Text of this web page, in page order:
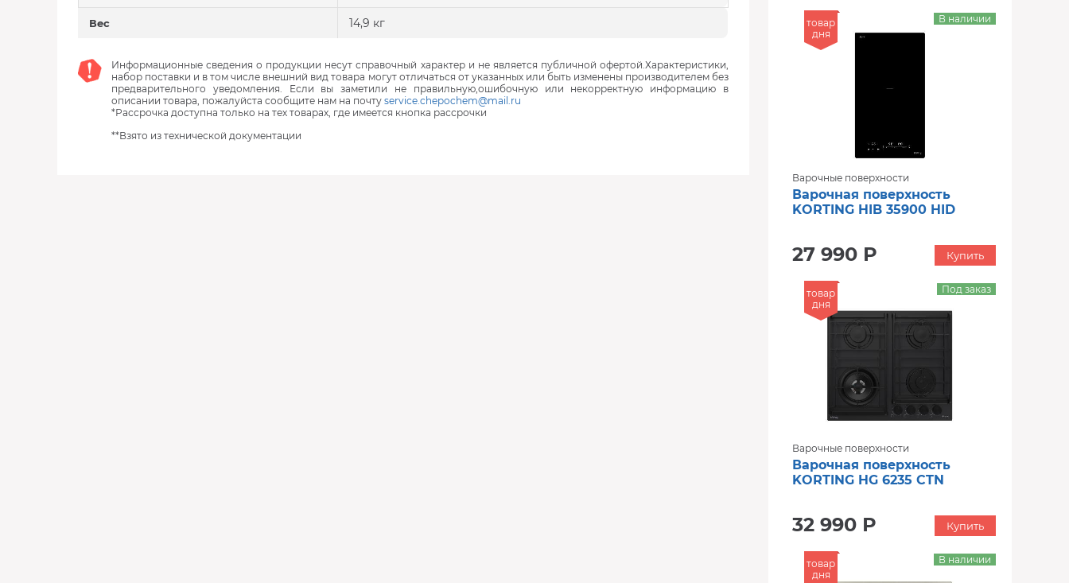
Вес 14,9 кг
Информационные сведения о продукции несут справочный характер и не является публичной офертой.Характеристики,
набор поставки и в том числе внешний вид товара могут отличаться от указанных или быть изменены производителем без
предварительного уведомления. Если вы заметили не правильную,ошибочную или некорректную информацию в
описании товара, пожалуйста сообщите нам на почту service.chepochem@mail.ru
*Рассрочка доступна только на тех товарах, где имеется кнопка рассрочки
**Взято из технической документации
товар
дня
Варочные поверхности
Варочная поверхность
KORTING HIB 35900 HID
27 990 Р
В наличии
Купить
товар
дня
Варочные поверхности
Варочная поверхность
KORTING HG 6235 CTN
32 990 Р
Под заказ
Купить
товар
дня
В наличии